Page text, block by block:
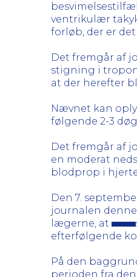
ventrikulær
forløb, der er det
Det fremgår af
stigning i
at der herefter
Nævnet kan
følgende 2-3
Det fremgår af
en moderat
blodprop i
Den 7.
journalen
lægerne, at
efterfølgende
På den
perioden fra